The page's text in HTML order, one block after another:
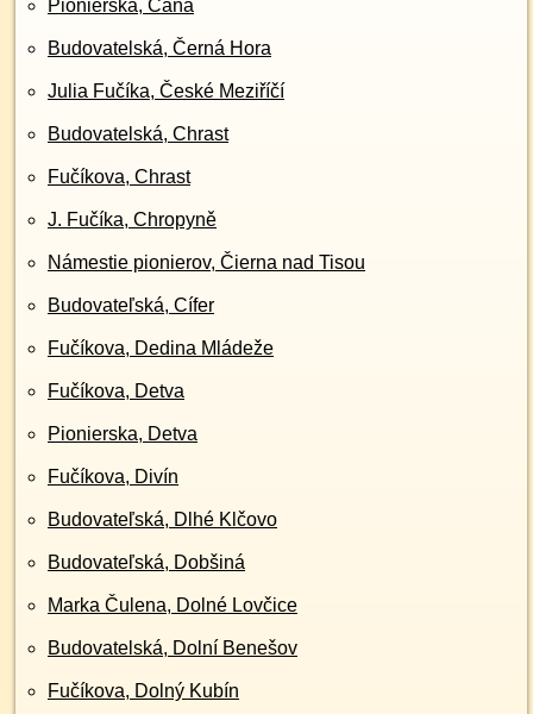
Pionierska, Čaňa
Budovatelská, Černá Hora
Julia Fučíka, České Meziříčí
Budovatelská, Chrast
Fučíkova, Chrast
J. Fučíka, Chropyně
Námestie pionierov, Čierna nad Tisou
Budovateľská, Cífer
Fučíkova, Dedina Mládeže
Fučíkova, Detva
Pionierska, Detva
Fučíkova, Divín
Budovateľská, Dlhé Klčovo
Budovateľská, Dobšiná
Marka Čulena, Dolné Lovčice
Budovatelská, Dolní Benešov
Fučíkova, Dolný Kubín